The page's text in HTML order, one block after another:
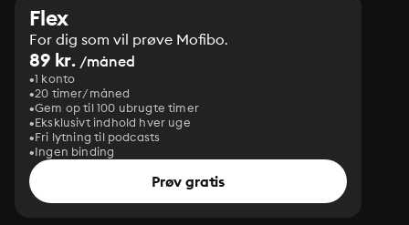
Flex
For dig som vil prøve Mofibo.
89 kr. /måned
1 konto
20 timer/måned
Gem op til 100 ubrugte timer
Eksklusivt indhold hver uge
Fri lytning til podcasts
Ingen binding
Prøv gratis